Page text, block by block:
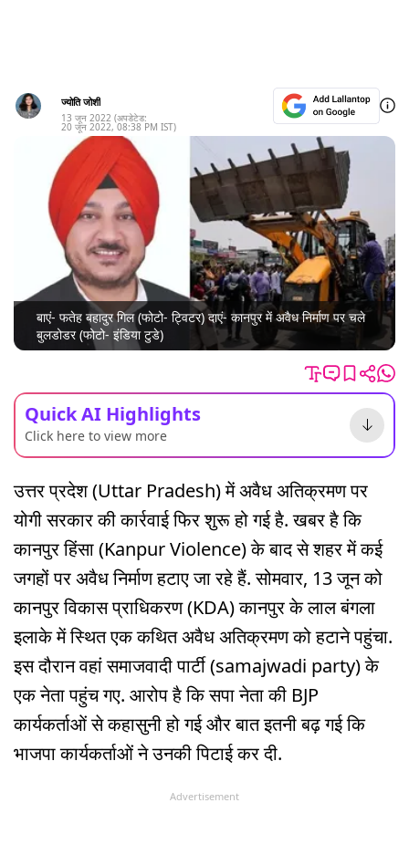
ज्योति जोशी
13 जून 2022 (अपडेटेड:
20 जून 2022, 08:38 PM IST)
बाएं- फतेह बहादुर गिल (फोटो- ट्विटर) दाएं- कानपुर में अवैध निर्माण पर चले
बुलडोडर (फोटो- इंडिया टुडे)
Quick AI Highlights
Click here to view more
उत्तर प्रदेश (Uttar Pradesh) में अवैध अतिक्रमण पर
योगी सरकार की कार्रवाई फिर शुरू हो गई है. खबर है कि
कानपुर हिंसा (Kanpur Violence) के बाद से शहर में कई
जगहों पर अवैध निर्माण हटाए जा रहे हैं. सोमवार, 13 जून को
कानपुर विकास प्राधिकरण (KDA) कानपुर के लाल बंगला
इलाके में स्थित एक कथित अवैध अतिक्रमण को हटाने पहुंचा.
इस दौरान वहां समाजवादी पार्टी (samajwadi party) के
एक नेता पहुंच गए. आरोप है कि सपा नेता की BJP
कार्यकर्ताओं से कहासुनी हो गई और बात इतनी बढ़ गई कि
भाजपा कार्यकर्ताओं ने उनकी पिटाई कर दी.
Advertisement